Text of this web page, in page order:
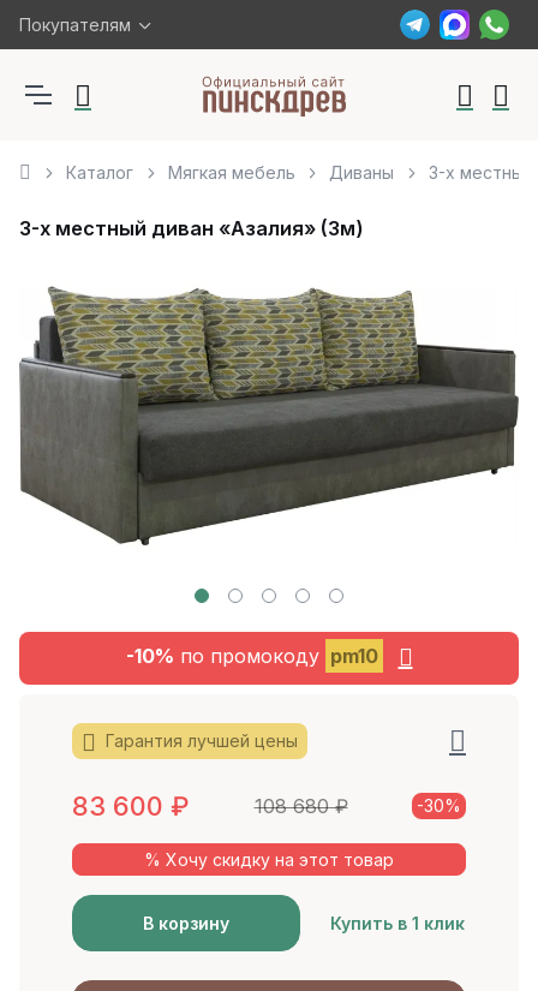
Покупателям
Каталог Мягкая мебель Диваны 3-х местный
3-х местный диван «Азалия» (3м)
-10% по промокоду pm10
Гарантия лучшей цены
83 600 ₽ 108 680₽ -30%
% Хочу скидку на этот товар
В корзину Купить в 1 клик